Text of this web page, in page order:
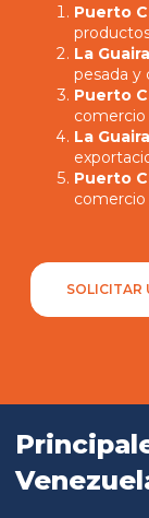
Puerto
La
pesada y
Puerto
comercio
La
Puerto
comercio
SOLICITAR